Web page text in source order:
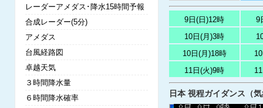
9日(日)12時
9
10日(月)3時
10日(月)18時
11日(火)9時
日本 視程ガイダンス（
レーダーアメダス･降水15時間予報
合成レーダー(5分)
アメダス
台風経路図
卓越天気
３時間降水量
６時間降水確率